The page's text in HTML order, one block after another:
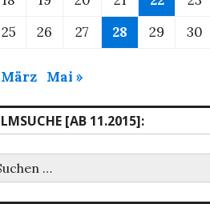
25
26 27 28 29 30
März Mai »
[AB 11.2015]: